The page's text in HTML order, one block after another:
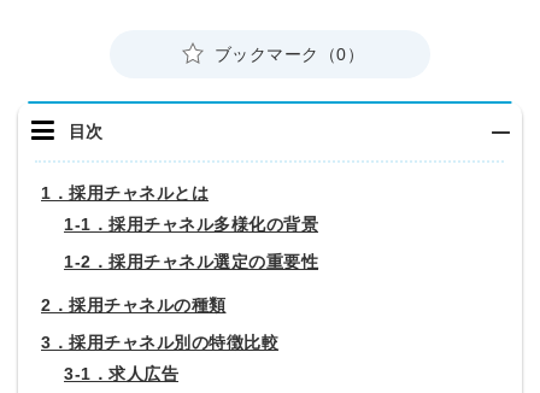
ブックマーク（0）
目次
1．採用チャネルとは
1-1．採用チャネル多様化の背景
1-2．採用チャネル選定の重要性
2．採用チャネルの種類
3．採用チャネル別の特徴比較
3-1．求人広告